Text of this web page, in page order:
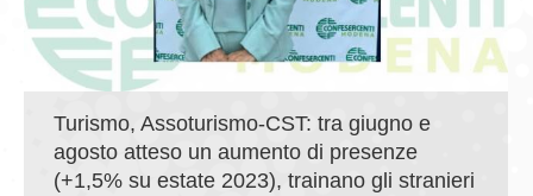
Turismo, Assoturismo-CST: tra giugno e
agosto atteso un aumento di presenze
(+1,5% su estate 2023), trainano gli stranieri